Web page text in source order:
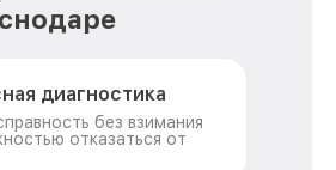
диагностика
без взимания
отказаться от